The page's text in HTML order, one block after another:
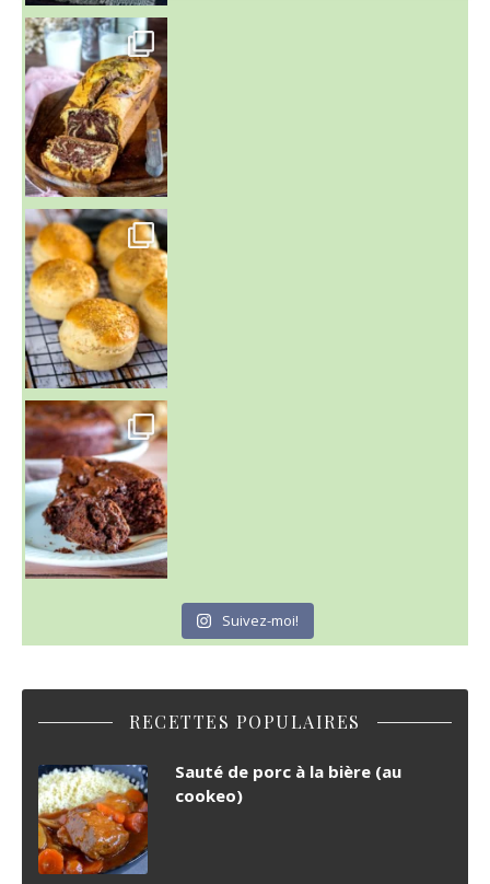
~ BUNS MAISON ~
Un peu de boulange par ici au
~ GÂTEAU FONDANT CHOCO NOISETTE ~
C'est lundi
Suivez-moi!
RECETTES POPULAIRES
Sauté de porc à la bière (au
cookeo)